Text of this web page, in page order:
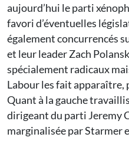
aujourd’hui le parti
favori d’éventuelles
également concurrencés
et leur leader Zach
spécialement radicaux
Labour les fait apparaître,
Quant à la gauche
dirigeant du parti Jeremy
marginalisée par Starmer